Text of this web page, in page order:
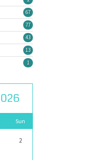
67
77
43
13
1
Sun
2